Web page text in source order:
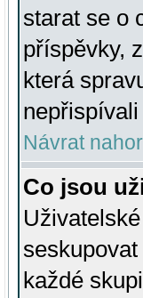
starat se o
příspěvky,
která
nepřispívali
Návrat
Co jsou
každé